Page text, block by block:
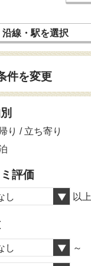
沿線・駅を選択
件を変更
り / 立ち寄り
評価
し 以上
し ～